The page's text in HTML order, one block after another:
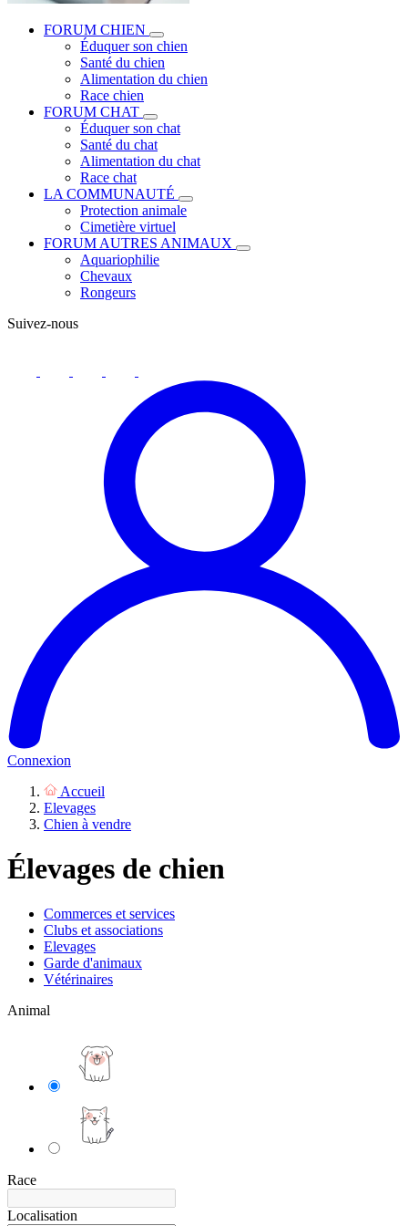
FORUM CHIEN
Éduquer son chien
Santé du chien
Alimentation du chien
Race chien
FORUM CHAT
Éduquer son chat
Santé du chat
Alimentation du chat
Race chat
LA COMMUNAUTÉ
Protection animale
Cimetière virtuel
FORUM AUTRES ANIMAUX
Aquariophilie
Chevaux
Rongeurs
Suivez-nous
Connexion
Accueil
Elevages
Chien à vendre
Élevages de chien
Commerces et services
Clubs et associations
Elevages
Garde d'animaux
Vétérinaires
Animal
Race
Localisation